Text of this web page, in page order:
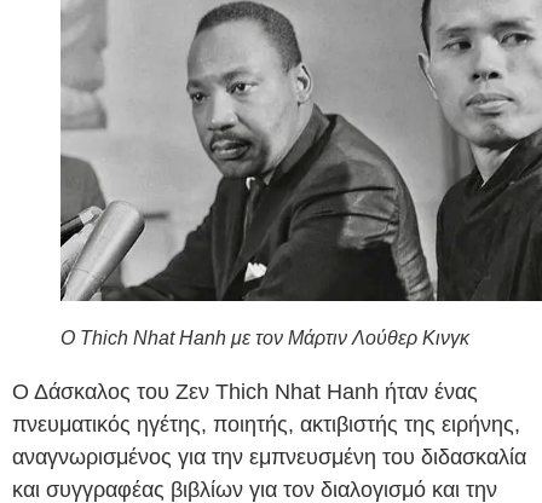
Ο Thich Nhat Hanh με τον Μάρτιν Λούθερ Κινγκ
Ο Δάσκαλος του Ζεν Thich Nhat Hanh ήταν ένας
πνευματικός ηγέτης, ποιητής, ακτιβιστής της ειρήνης,
αναγνωρισμένος για την εμπνευσμένη του διδασκαλία
και συγγραφέας βιβλίων για τον διαλογισμό και την